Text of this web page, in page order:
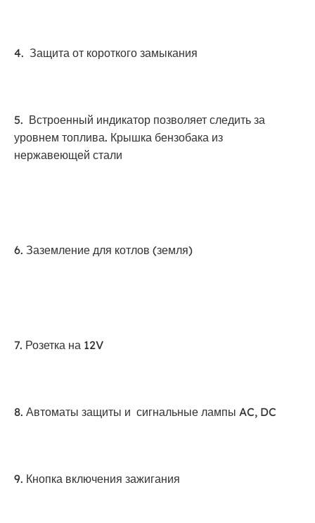
4. Защита от короткого замыкания
5. Встроенный индикатор позволяет следить за
уровнем топлива. Крышка бензобака из
нержавеющей стали
6. Заземление для котлов (земля)
7. Розетка на 12V
8. Автоматы защиты и сигнальные лампы AC, DC
9. Кнопка включения зажигания